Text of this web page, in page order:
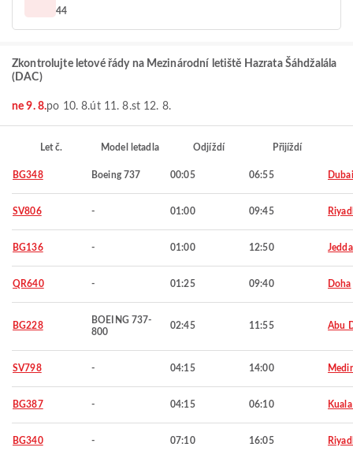
44
Zkontrolujte letové řády na Mezinárodní letiště Hazrata Šáhdžalála
(DAC)
ne 9. 8.po 10. 8.út 11. 8.st 12. 8.
Let č. Model letadla Odjíždí Přijíždí
BG348 Boeing 737 00:05 06:55 Dubai
SV806 - 01:00 09:45
BG136 - 01:00 12:50
QR640 - 01:25 09:40 Doha
BG228
BOEING 737-
800
02:45 11:55 Abu
SV798 - 04:15 14:00
BG387 - 04:15 06:10
BG340 - 07:10 16:05